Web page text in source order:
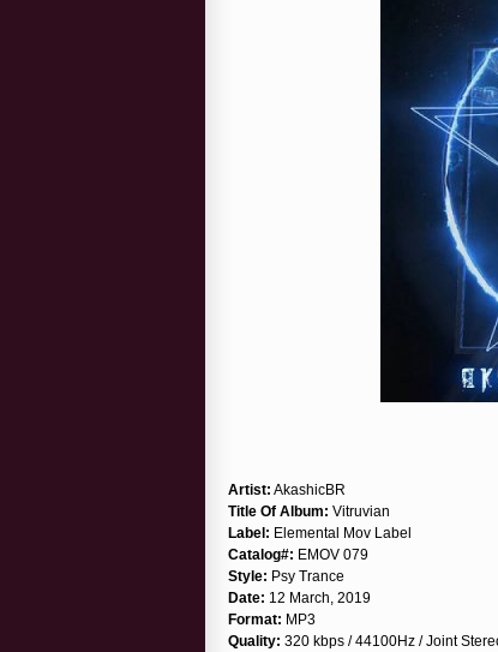
Artist: AkashicBR
Title Of Album: Vitruvian
Label: Elemental Mov Label
Catalog#: EMOV 079
Style: Psy Trance
Date: 12 March, 2019
Format: MP3
Quality: 320 kbps / 44100Hz / Joint